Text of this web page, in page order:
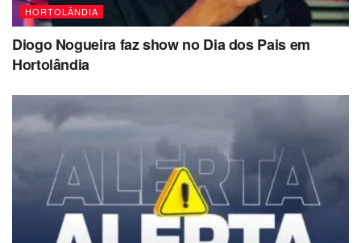
HORTOLÂNDIA
Diogo Nogueira faz show no Dia dos Pais em
Hortolândia